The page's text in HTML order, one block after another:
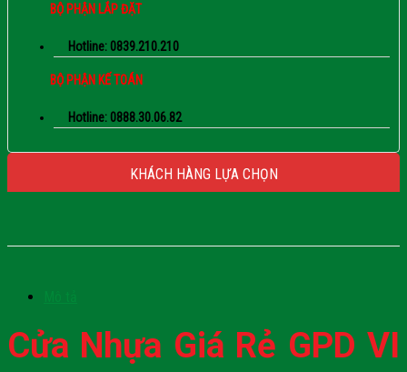
BỘ PHẬN LẮP ĐẶT
Hotline: 0839.210.210
BỘ PHẬN KẾ TOÁN
Hotline: 0888.30.06.82
KHÁCH HÀNG LỰA CHỌN
Cửa Nhựa Giá Rẻ GPD VI